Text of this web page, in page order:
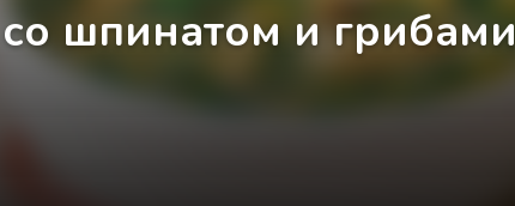
шпинатом и грибами